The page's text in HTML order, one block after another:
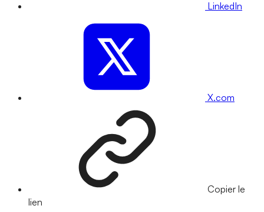
LinkedIn
X.com
Copier le
lien